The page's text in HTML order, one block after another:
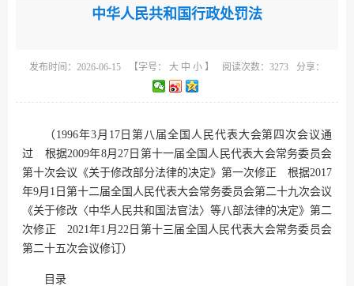
成文日期：2026-06-15中华人民共和国行政处罚法
发布时间：2026-06-15 【字号： 大 中 小 】 阅读次数： 3273 分享：
（1996年3月17日第八届全国人民代表大会第四次会议通
过 根据2009年8月27日第十一届全国人民代表大会常务委员会
第十次会议《关于修改部分法律的决定》第一次修正 根据2017
年9月1日第十二届全国人民代表大会常务委员会第二十九次会议
《关于修改〈中华人民共和国法官法〉等八部法律的决定》第二
次修正 2021年1月22日第十三届全国人民代表大会常务委员会
第二十五次会议修订）
目录